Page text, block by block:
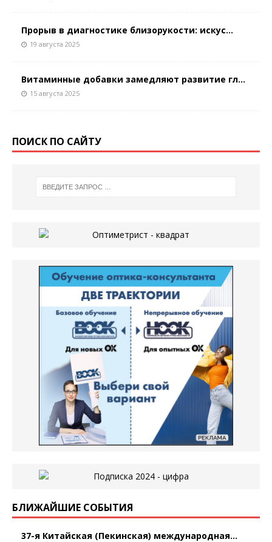
Прорыв в диагностике близорукости: искус...
19 августа 2025
Витаминные добавки замедляют развитие гл...
15 августа 2025
ПОИСК ПО САЙТУ
БЛИЖАЙШИЕ СОБЫТИЯ
37-я Китайская (Пекинская) международная...